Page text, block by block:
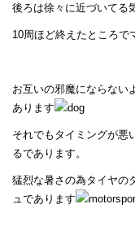
後ろは徐々に近づいてる
10周ほど終えたところで
お互いの邪魔にならない
あります
それでもタイミングが悪
るであります。
猛烈な暑さの為タイヤの
ュであります